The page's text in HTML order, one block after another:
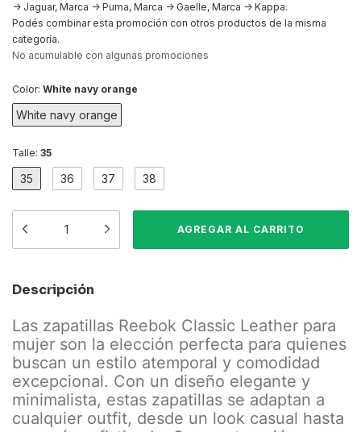
-> Jaguar, Marca -> Puma, Marca -> Gaelle, Marca -> Kappa.
Podés combinar esta promoción con otros productos de la misma
categoría.
No acumulable con algunas promociones
Color: White navy orange
White navy orange
Talle: 35
35 36 37 38
Descripción
Las zapatillas Reebok Classic Leather para
mujer son la elección perfecta para quienes
buscan un estilo atemporal y comodidad
excepcional. Con un diseño elegante y
minimalista, estas zapatillas se adaptan a
cualquier outfit, desde un look casual hasta